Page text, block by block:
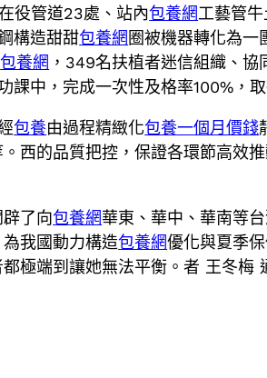
役管道23處、站內包養網工藝管
構造甜甜包養網 圈被機器轉化為一
包養網 ，349名扶植者迷信組織、
中，完成一次性及格率100%，
包養由過程精緻化包養一個月價錢
西的品質把控，保證各環節高效
了向包養網華東、華中、華南等
我國動力構造包養網優化與夏季
極端到讓她無法平衡。者 王冬梅